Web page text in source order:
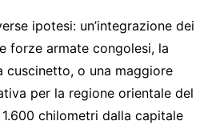
ipotesi: un’integrazione dei
forze armate congolesi, la
cuscinetto, o una maggiore
per la regione orientale del
chilometri dalla capitale